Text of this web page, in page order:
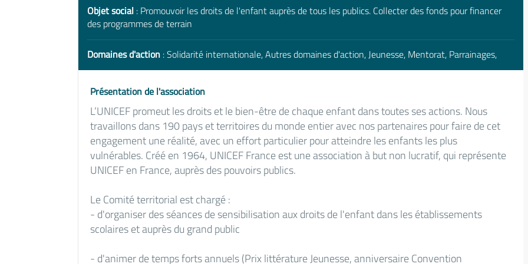
Objet social : Promouvoir les droits de l'enfant auprès de tous les publics. Collecter des fonds pour financer
des programmes de terrain
Domaines d'action : Solidarité internationale, Autres domaines d'action, Jeunesse, Mentorat, Parrainages,
Présentation de l'association
L’UNICEF promeut les droits et le bien-être de chaque enfant dans toutes ses actions. Nous
travaillons dans 190 pays et territoires du monde entier avec nos partenaires pour faire de cet
engagement une réalité, avec un effort particulier pour atteindre les enfants les plus
vulnérables. Créé en 1964, UNICEF France est une association à but non lucratif, qui représente
UNICEF en France, auprès des pouvoirs publics.
Le Comité territorial est chargé :
- d'organiser des séances de sensibilisation aux droits de l'enfant dans les établissements
scolaires et auprès du grand public
- d'animer de temps forts annuels (Prix littérature Jeunesse, anniversaire Convention